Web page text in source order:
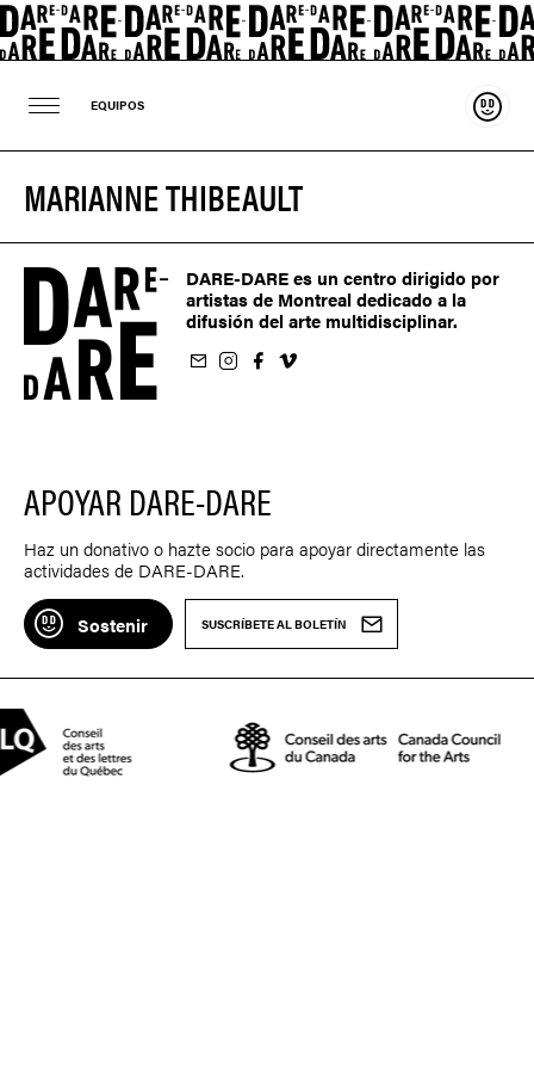
EQUIPOS
MARIANNE THIBEAULT
DARE-DARE es un centro dirigido por
artistas de Montreal dedicado a la
difusión del arte multidisciplinar.
sur Instagram
sur Facebook
nous sur Vimeo
APOYAR DARE-DARE
Haz un donativo o hazte socio para apoyar directamente las
actividades de DARE-DARE.
Sostenir SUSCRÍBETE AL BOLETÍN